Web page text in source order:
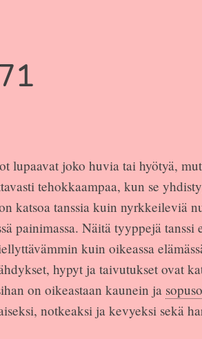
lupaavat joko huvia tai hyötyä,
tehokkaampaa, kun se
katsoa tanssia kuin nyrkkeileviä
painimassa. Näitä tyyppejä
kuin oikeassa
hypyt ja taivutukset ovat
on oikeastaan kaunein ja
notkeaksi ja kevyeksi sekä